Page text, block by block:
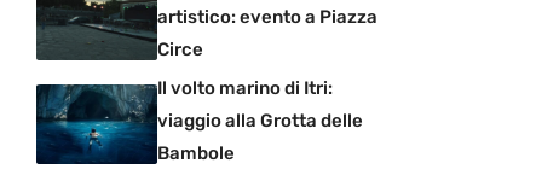
artistico: evento a Piazza
Circe
Il volto marino di Itri:
viaggio alla Grotta delle
Bambole